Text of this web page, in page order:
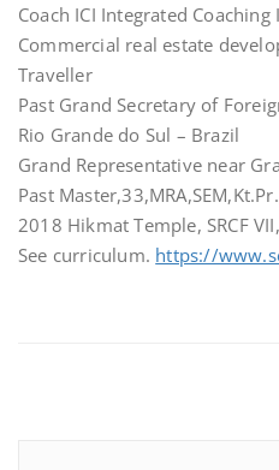
Coach ICI Integrated
Commercial real estate
Traveller
Past Grand Secretary of
Rio Grande do Sul – Brazil
Grand Representative near
Past
2018 Hikmat Temple, SRCF
See curriculum. https://